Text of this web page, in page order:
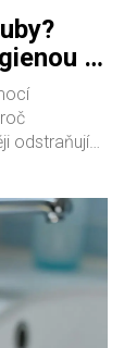
s
odstraňují